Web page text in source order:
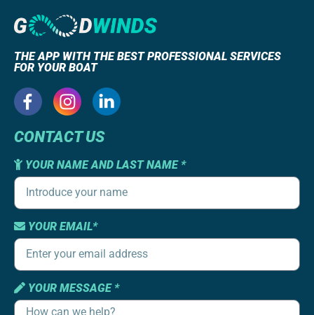
THE APP WITH THE BEST PROFESSIONAL SERVICES
FOR YOUR BOAT
CONTACT US
YOUR NAME AND LAST NAME *
YOUR EMAIL*
YOUR MESSAGE *